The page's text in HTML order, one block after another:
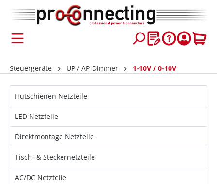
springen
Steuergeräte UP / AP-Dimmer 1-10V / 0-10V
Hutschienen Netzteile
LED Netzteile
Direktmontage Netzteile
Tisch- & Steckernetzteile
AC/DC Netzteile